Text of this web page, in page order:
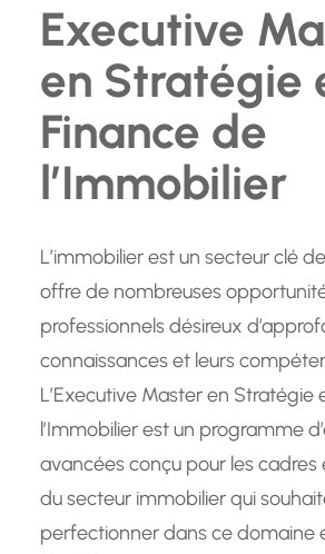
Executive
en Stratégie
Finance de
l’Immobilier
L’immobilier est un secteur clé
offre de nombreuses
professionnels désireux
connaissances et leurs
L’Executive Master en Stratégie
l’Immobilier est un programme
avancées conçu pour les cadres
du secteur immobilier qui
perfectionner dans ce domaine